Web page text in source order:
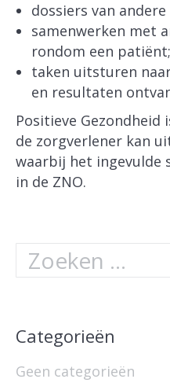
dossiers van
samenwerken met
rondom een patiënt;
taken uitsturen
en resultaten
Positieve Gezondheid
de zorgverlener kan
waarbij het ingevulde
in de ZNO.
Search:
Categorieën
Geen categorieën